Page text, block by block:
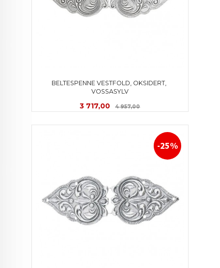
BELTESPENNE VESTFOLD, OKSIDERT,
VOSSASYLV
Tilbud
3 717,00 4 957,00Rabatt
-25%